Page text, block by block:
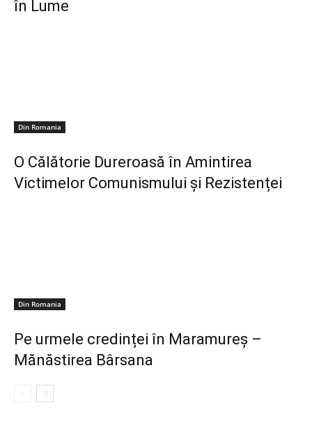
în Lume
Din Romania
O Călătorie Dureroasă în Amintirea
Victimelor Comunismului și Rezistenței
Din Romania
Pe urmele credinței în Maramureș –
Mănăstirea Bârsana